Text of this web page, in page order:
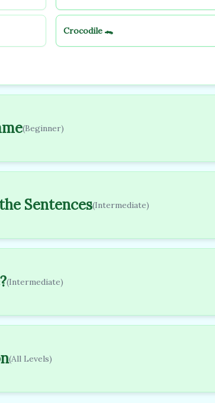
Crocodile 🐊
(Beginner)
Sentences(Intermediate)
(Intermediate)
(All Levels)